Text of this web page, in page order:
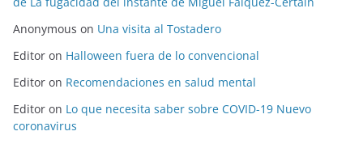
Anonymous on Una visita al Tostadero
Editor on Halloween fuera de lo convencional
Editor on Recomendaciones en salud mental
Editor on Lo que necesita saber sobre COVID-19 Nuevo
coronavirus